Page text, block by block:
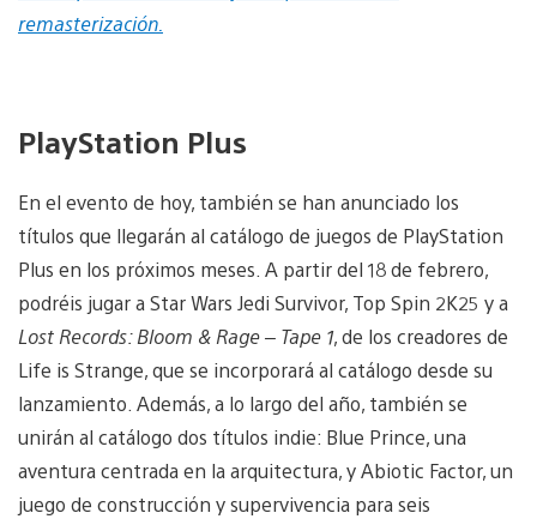
remasterización.
PlayStation Plus
En el evento de hoy, también se han anunciado los
títulos que llegarán al catálogo de juegos de PlayStation
Plus en los próximos meses. A partir del 18 de febrero,
podréis jugar a Star Wars Jedi Survivor, Top Spin 2K25 y a
Lost Records: Bloom & Rage – Tape 1, de los creadores de
Life is Strange, que se incorporará al catálogo desde su
lanzamiento. Además, a lo largo del año, también se
unirán al catálogo dos títulos indie: Blue Prince, una
aventura centrada en la arquitectura, y Abiotic Factor, un
juego de construcción y supervivencia para seis